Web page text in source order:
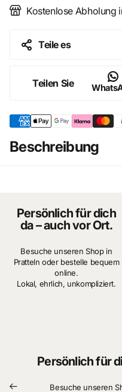
sondern ein
Kostenlose Abholung
Teile es
Teilen Sie
Beschreibung
Persönlich für dich
da – auch vor Ort.
Besuche unseren Shop in
Pratteln oder bestelle bequem
online.
Lokal, ehrlich, unkompliziert.
Persönlich für
Besuche unseren